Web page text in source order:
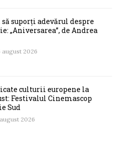
să suporți adevărul despre
„Aniversarea”, de Andrea
august 2026
culturii europene la
Festivalul Cinemascop
Sud
2026